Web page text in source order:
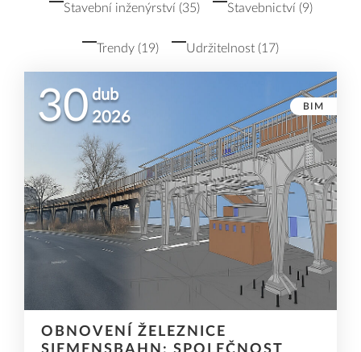
Stavební inženýrství (35) Stavebnictví (9)
Trendy (19) Udržitelnost (17)
30 dub
2026
BIM
OBNOVENÍ ŽELEZNICE
SIEMENSBAHN: SPOLEČNOST